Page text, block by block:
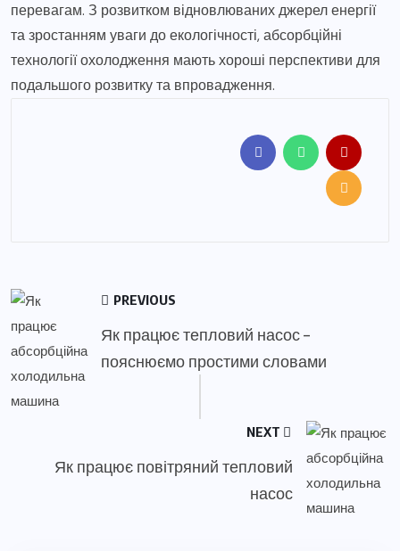
перевагам. З розвитком відновлюваних джерел енергії
та зростанням уваги до екологічності, абсорбційні
технології охолодження мають хороші перспективи для
подальшого розвитку та впровадження.
PREVIOUS
Як працює тепловий насос –
пояснюємо простими словами
NEXT
Як працює повітряний тепловий
насос